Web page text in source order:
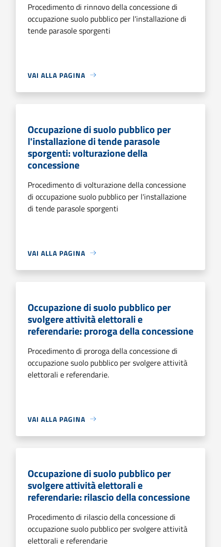
Procedimento di rinnovo della concessione di
occupazione suolo pubblico per l'installazione di
tende parasole sporgenti
VAI ALLA PAGINA
Occupazione di suolo pubblico per
l'installazione di tende parasole
sporgenti: volturazione della
concessione
Procedimento di volturazione della concessione
di occupazione suolo pubblico per l'installazione
di tende parasole sporgenti
VAI ALLA PAGINA
Occupazione di suolo pubblico per
svolgere attività elettorali e
referendarie: proroga della concessione
Procedimento di proroga della concessione di
occupazione suolo pubblico per svolgere attività
elettorali e referendarie.
VAI ALLA PAGINA
Occupazione di suolo pubblico per
svolgere attività elettorali e
referendarie: rilascio della concessione
Procedimento di rilascio della concessione di
occupazione suolo pubblico per svolgere attività
elettorali e referendarie